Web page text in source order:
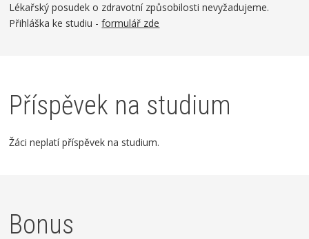
Lékařský posudek o zdravotní způsobilosti nevyžadujeme.
Přihláška ke studiu -formulář zde
Příspěvek na studium
Žáci neplatí příspěvek na studium.
Bonus